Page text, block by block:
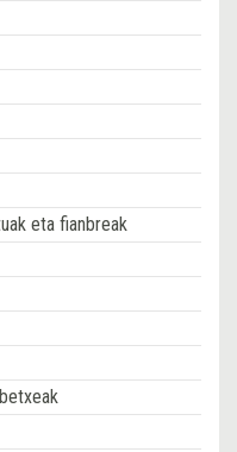
eta fianbreak